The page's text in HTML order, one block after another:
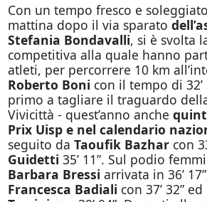
Con un tempo fresco e
mattina dopo il via sparato
Stefania Bondavalli, si è svolta
competitiva alla quale hanno
atleti, per percorrere 10 km
Roberto Boni con il tempo di 32’
primo a tagliare il traguardo
Vivicittà - quest’anno anche
Prix Uisp e nel calendario
seguito da Taoufik Bazhar con
Guidetti 35’ 11”. Sul podio
Barbara Bressi arrivata in 36’
Francesca Badiali con 37’ 32” ed